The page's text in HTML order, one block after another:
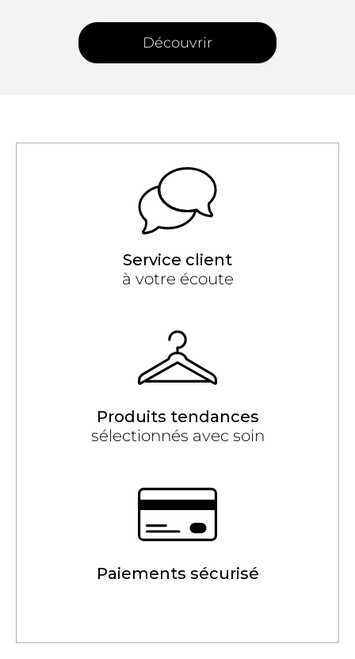
Découvrir
Service client
à votre écoute
Produits tendances
sélectionnés avec soin
Paiements sécurisé